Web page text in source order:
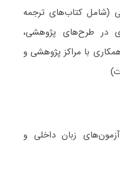
(شامل کتاب‌های ترجمه­‌
در طرح‌های پژوهشی،
با مراکز پژوهشی و
زبان داخلی و